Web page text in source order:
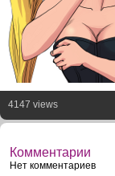
4147 views
Комментарии
Нет комментариев